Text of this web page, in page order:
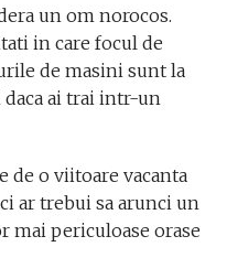
un om norocos.
in care focul de
de masini sunt la
ai trai intr-un
de o viitoare vacanta
ar trebui sa arunci un
mai periculoase orase